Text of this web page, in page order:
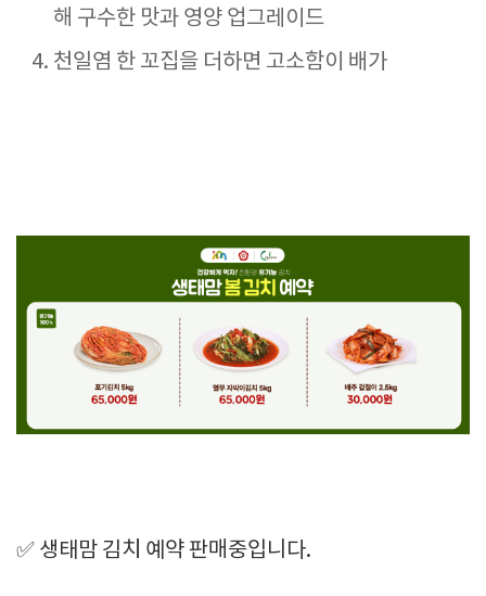
해 구수한 맛과 영양 업그레이드
천일염 한 꼬집을 더하면 고소함이 배가
✅ 생태맘 김치 예약 판매중입니다.